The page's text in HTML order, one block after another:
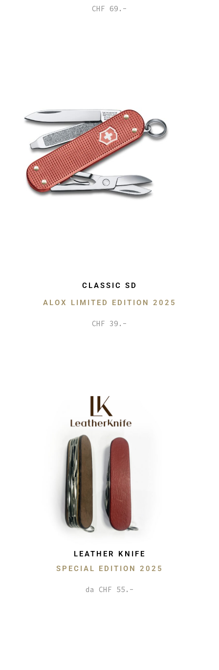
CHF 69.-
CLASSIC SD
ALOX LIMITED EDITION 2025
CHF 39.-
LEATHER KNIFE
SPECIAL EDITION 2025
da CHF 55.-